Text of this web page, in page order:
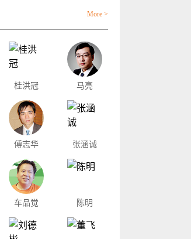
More >
桂洪冠 马亮
傅志华 张涵诚
车品觉 陈明